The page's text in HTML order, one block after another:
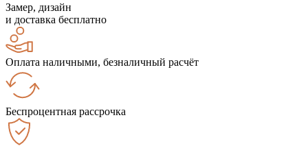
Замер, дизайн
и доставка бесплатно
Оплата наличными, безналичный расчёт
Беспроцентная рассрочка